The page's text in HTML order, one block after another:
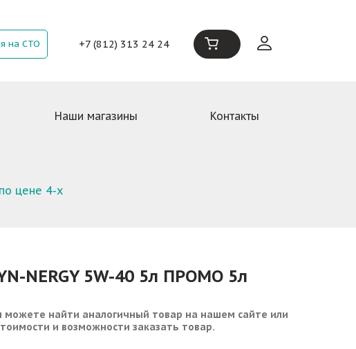
на СТО +7 (812) 313 24 24
Наши магазины Контакты
цене 4-х
NERGY 5W-40 5л ПРОМО 5л
можете найти аналогичный товар на нашем сайте или
и возможности заказать товар.